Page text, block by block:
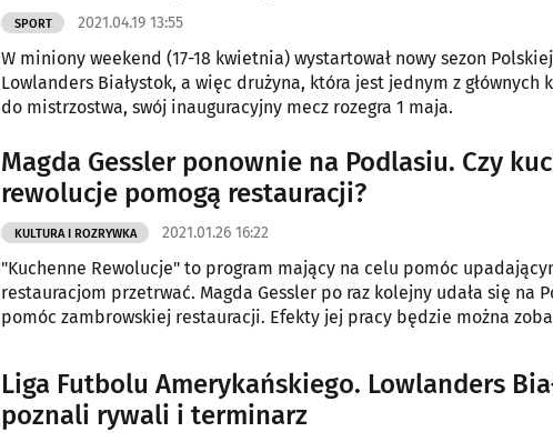
SPORT 2021.04.19 13:55
W miniony weekend (17-18 kwietnia) wystartował nowy sezon
Lowlanders Białystok, a więc drużyna, która jest jednym z głównych
do mistrzostwa, swój inauguracyjny mecz rozegra 1 maja.
Magda Gessler ponownie na Podlasiu. Czy
rewolucje pomogą restauracji?
KULTURA I ROZRYWKA 2021.01.26 16:22
"Kuchenne Rewolucje" to program mający na celu pomóc
restauracjom przetrwać. Magda Gessler po raz kolejny udała się na
pomóc zambrowskiej restauracji. Efekty jej pracy będzie można
Liga Futbolu Amerykańskiego. Lowlanders
poznali rywali i terminarz